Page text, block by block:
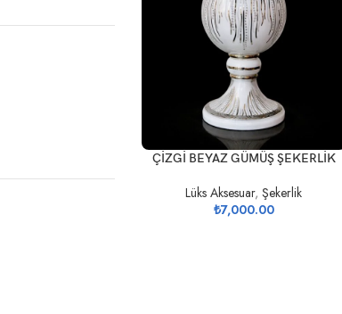
SEPETE EKLE
ÇİZGİ BEYAZ GÜMÜŞ ŞEKERLİK
Lüks Aksesuar,Şekerlik
₺7,000.00